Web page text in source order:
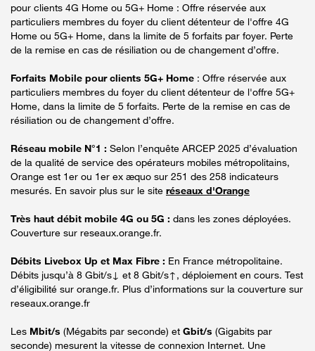
pour clients 4G Home ou 5G+ Home : Offre réservée aux
particuliers membres du foyer du client détenteur de l'offre 4G
Home ou 5G+ Home, dans la limite de 5 forfaits par foyer. Perte
de la remise en cas de résiliation ou de changement d’offre.
Forfaits Mobile pour clients 5G+ Home : Offre réservée aux
particuliers membres du foyer du client détenteur de l'offre 5G+
Home, dans la limite de 5 forfaits. Perte de la remise en cas de
résiliation ou de changement d’offre.
Réseau mobile N°1 : Selon l’enquête ARCEP 2025 d’évaluation
de la qualité de service des opérateurs mobiles métropolitains,
Orange est 1er ou 1er ex æquo sur 251 des 258 indicateurs
mesurés. En savoir plus sur le site réseaux d'Orange
Très haut débit mobile 4G ou 5G : dans les zones déployées.
Couverture sur reseaux.orange.fr.
Débits Livebox Up et Max Fibre : En France métropolitaine.
Débits jusqu’à 8 Gbit/s↓ et 8 Gbit/s↑, déploiement en cours. Test
d’éligibilité sur orange.fr. Plus d’informations sur la couverture sur
reseaux.orange.fr
Les Mbit/s (Mégabits par seconde) et Gbit/s (Gigabits par
seconde) mesurent la vitesse de connexion Internet. Une